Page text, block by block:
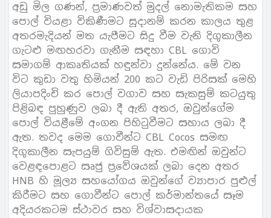
අඩු මිල ගණන්, ප්‍රමාණවත් මුදල් නොමැතිකම සහ
පොල් වියළා විකිණීමට සූදානම් කරන කාලය තුළ
අතරමැදියන් මත යැපීමට සිදු වීම වැනි දිගුකාලීන
ගැටළු මඟහරවා ගැනීම සඳහා CBL ගොවි
සමාගම් ආකෘතියක් හඳුන්වා දුන්නේය. මේ වන
විට කුඩා වතු හිමියන් 200 කට වැඩි පිරිසක් මෙහි
ලියාපදිංචි කර පොල් වගාව සහ සැකසුම් කටයුතු
පිළිබඳ පුහුණුව ලබා දී ඇති අතර, ඔවුන්ගේම
පොල් වියළීමේ අංගන පිහිටුවීමට සහාය ලබා දී
ඇත. තවද මෙම ගොවීන්ට CBL Cocos සමඟ
දිගුකාලීන සැපයුම් ගිවිසුම් ඇත. එමඟින් ඔවුන්ට
වෙළඳපොළට සෘජු ප්‍රවේශයක් ලබා දෙන අතර
HNB හි මූල්‍ය සහයෝගය ඔවුන්ගේ ව්‍යාපාර පුළුල්
කිරීමට සහ ගොවීන්ට පොල් කර්මාන්තයේ සෑම
අදියරකටම ස්ථාවර සහ විශ්වාසදායක